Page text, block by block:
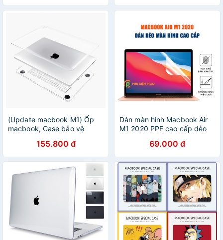
(Update macbook M1) Ốp
macbook, Case bảo vệ
mabook air M1 trong suốt,
chống va đập cho máy
155.800 đ
Dán màn hình Macbook Air
M1 2020 PPF cao cấp dẻo
Macbook Air M1 2020
69.000 đ